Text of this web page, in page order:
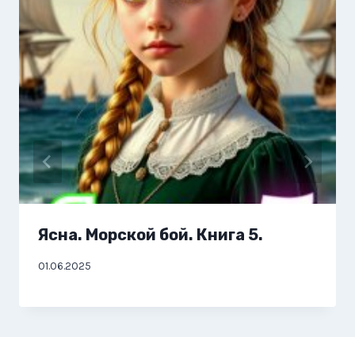
Ясна. Морской бой. Книга 5.
01.06.2025